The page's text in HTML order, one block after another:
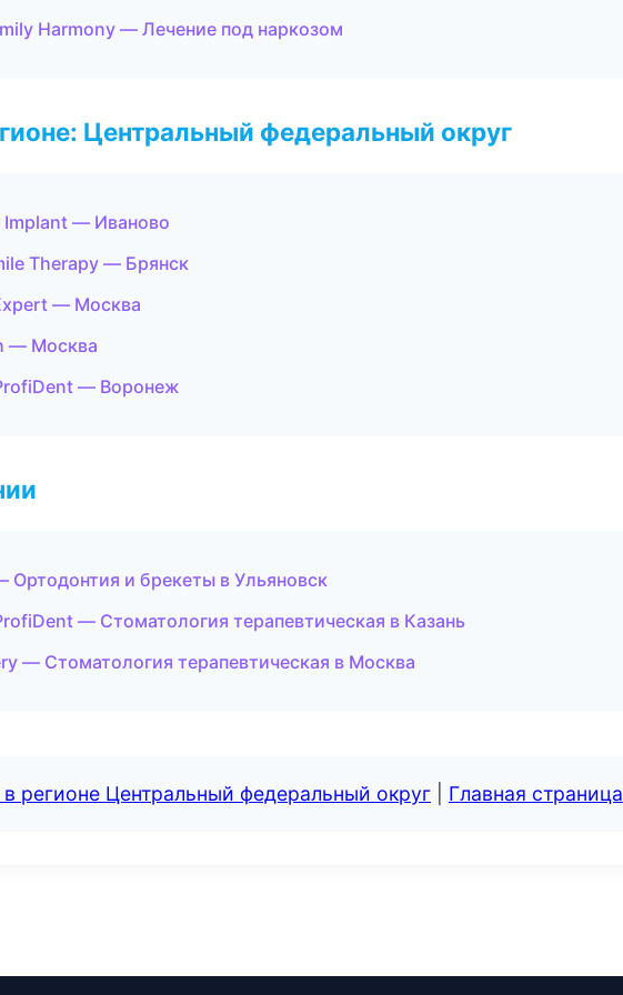
Harmony — Лечение под наркозом
Центральный федеральный округ
Implant — Иваново
Therapy — Брянск
— Москва
— Москва
— Воронеж
Ортодонтия и брекеты в Ульяновск
— Стоматология терапевтическая в Казань
— Стоматология терапевтическая в Москва
регионе Центральный федеральный округ Главная страница